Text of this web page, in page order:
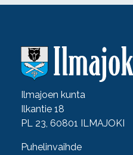
Ilmajoen kunta
Ilkantie 18
PL 23, 60801 ILMAJOKI
Puhelinvaihde